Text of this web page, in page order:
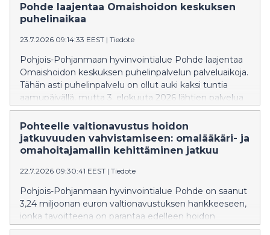
Pohde laajentaa Omaishoidon keskuksen
puhelinaikaa
23.7.2026 09:14:33 EEST | Tiedote
Pohjois-Pohjanmaan hyvinvointialue Pohde laajentaa
Omaishoidon keskuksen puhelinpalvelun palveluaikoja.
Tähän asti puhelinpalvelu on ollut auki kaksi tuntia
aamupäivällä, mutta 3. elokuuta 2026 lähtien palvelua
saa myös kello 12–14.
Pohteelle valtionavustus hoidon
jatkuvuuden vahvistamiseen: omalääkäri- ja
omahoitajamallin kehittäminen jatkuu
22.7.2026 09:30:41 EEST | Tiedote
Pohjois-Pohjanmaan hyvinvointialue Pohde on saanut
3,24 miljoonan euron valtionavustuksen hankkeeseen,
jonka tavoitteena on parantaa edelleen hoidon
jatkuvuutta ja sujuvoittaa perusterveydenhuollon